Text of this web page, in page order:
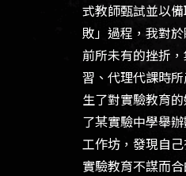
式教師甄試並以
敗」過程，我對
前所未有的挫折
習、代理代課時
生了對實驗教育
了某實驗中學舉
工作坊，發現自
實驗教育不謀而